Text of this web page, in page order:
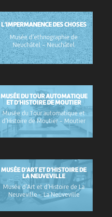
L’IMPERMANENCE DES CHOSES
Musée d’ethnographie de
Neuchâtel-Neuchâtel
MUSÉE DU TOUR AUTOMATIQUE
ET D’HISTOIRE DE MOUTIER
Musée du Tour automatique et
d’Histoire de Moutier - Moutier
MUSÉE D’ART ET D’HISTOIRE DE
LA NEUVEVILLE
Musée d’Art et d’Histoire de La
Neuveville-La Neuveville